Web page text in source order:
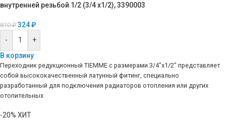
внутренней резьбой 1/2 (3/4 х1/2), 3390003
810₽ 324₽
-
+
В корзину
Переходник редукционный TIEMME с размерами 3/4″х1/2″ представляет
собой высококачественный латунный фитинг, специально
разработанный для подключения радиаторов отопления или других
отопительных
-20% ХИТ